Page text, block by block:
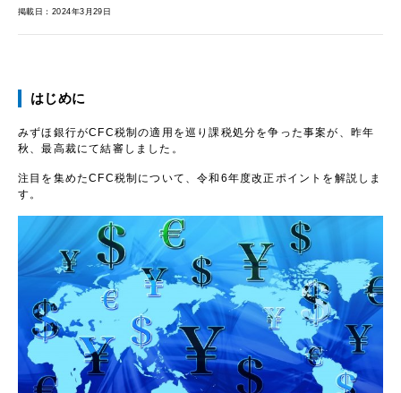
掲載日：2024年3月29日
はじめに
みずほ銀行がCFC税制の適用を巡り課税処分を争った事案が、昨年
秋、最高裁にて結審しました。
注目を集めたCFC税制について、令和 6年度改正ポイントを解説しま
す。